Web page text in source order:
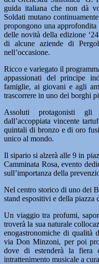
guida italiana che non dà
Soldati mutano
propon­gono una
delle novità della edizione
di alcune aziende di
nell’occasione.
Ricco e variegato il
appassionati del principe
famiglie, ai giovani e agli
trascorrere in uno dei borghi
Assoluti protagonisti gli
dall’accoppiata vincente
quintali di bronzo e di oro
unico al mondo.
Il sipario si alzerà alle 9 in
Camminata Rosa, evento
sull’importanza della
Nel centro storico di uno dei
stand espositivi e della piazza
Un viaggio tra profumi,
troverà la sua naturale
enogastronomiche di qualità
via Don Minzoni, per poi
dove di estenderà la fiera
intrattenimento musicale a